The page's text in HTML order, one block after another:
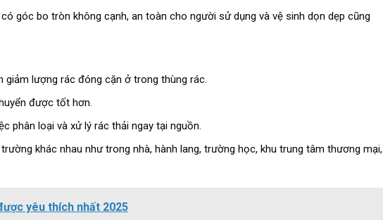
góc bo tròn không cạnh, an toàn cho người sử dụng và vệ sinh dọn dẹp cũng
giảm lượng rác đóng cặn ở trong thùng rác.
được tốt hơn.
phân loại và xử lý rác thải ngay tại nguồn.
khác nhau như trong nhà, hành lang, trường học, khu trung tâm thương mại,
yêu thích nhất 2025